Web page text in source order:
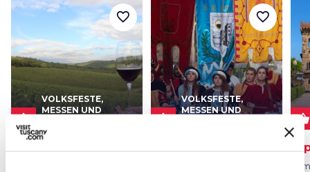
shopping_basket
VOLKSFESTE,
MESSEN UND
favorite_border
shopping_basket
VOLKSFESTE,
MESSEN UND
favorite_border
shopping_basket